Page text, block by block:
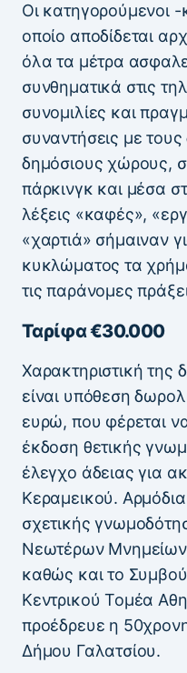
Οι κατηγορούμενοι -
οποίο αποδίδεται
όλα τα μέτρα
συνθηματικά στις
συνομιλίες και
συναντήσεις με
δημόσιους χώρους,
πάρκινγκ και μέσα
λέξεις «καφές»,
«χαρτιά» σήμαιναν
κυκλώματος τα
τις παράνομες
Ταρίφα €30.000
Χαρακτηριστική
είναι υπόθεση
ευρώ, που φέρεται
έκδοση θετικής
έλεγχο άδειας για
Κεραμεικού.
σχετικής
Νεωτέρων
καθώς και το
Κεντρικού Τομέα
προέδρευε η
Δήμου Γαλατσίου.